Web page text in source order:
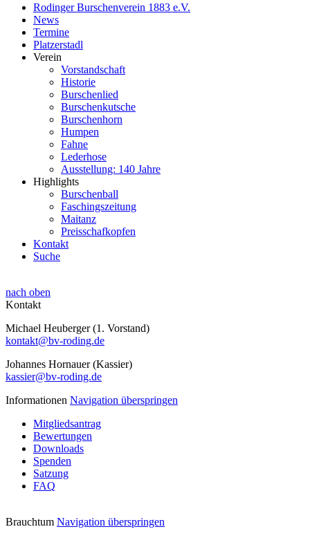
Rodinger Burschenverein 1883 e.V.
News
Termine
Platzerstadl
Verein
Vorstandschaft
Historie
Burschenlied
Burschenkutsche
Burschenhorn
Humpen
Fahne
Lederhose
Ausstellung: 140 Jahre
Highlights
Burschenball
Faschingszeitung
Maitanz
Preisschafkopfen
Kontakt
Suche
nach oben
Kontakt
Michael Heuberger (1. Vorstand)
kontakt@bv-roding.de
Johannes Hornauer (Kassier)
kassier@bv-roding.de
Informationen Navigation überspringen
Mitgliedsantrag
Bewertungen
Downloads
Spenden
Satzung
FAQ
Brauchtum Navigation überspringen